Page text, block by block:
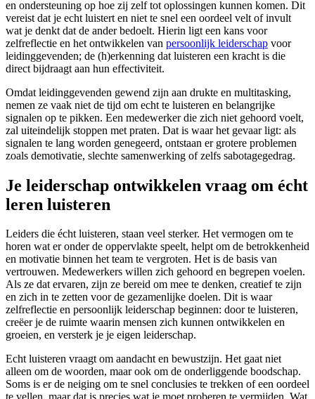
en ondersteuning op hoe zij zelf tot oplossingen kunnen komen. Dit
vereist dat je echt luistert en niet te snel een oordeel velt of invult
wat je denkt dat de ander bedoelt. Hierin ligt een kans voor
zelfreflectie en het ontwikkelen van persoonlijk leiderschap voor
leidinggevenden; de (h)erkenning dat luisteren een kracht is die
direct bijdraagt aan hun effectiviteit.
Omdat leidinggevenden gewend zijn aan drukte en multitasking,
nemen ze vaak niet de tijd om echt te luisteren en belangrijke
signalen op te pikken. Een medewerker die zich niet gehoord voelt,
zal uiteindelijk stoppen met praten. Dat is waar het gevaar ligt: als
signalen te lang worden genegeerd, ontstaan er grotere problemen
zoals demotivatie, slechte samenwerking of zelfs sabotagegedrag.
Je leiderschap ontwikkelen vraag om écht
leren luisteren
Leiders die écht luisteren, staan veel sterker. Het vermogen om te
horen wat er onder de oppervlakte speelt, helpt om de betrokkenheid
en motivatie binnen het team te vergroten. Het is de basis van
vertrouwen. Medewerkers willen zich gehoord en begrepen voelen.
Als ze dat ervaren, zijn ze bereid om mee te denken, creatief te zijn
en zich in te zetten voor de gezamenlijke doelen. Dit is waar
zelfreflectie en persoonlijk leiderschap beginnen: door te luisteren,
creëer je de ruimte waarin mensen zich kunnen ontwikkelen en
groeien, en versterk je je eigen leiderschap.
Echt luisteren vraagt om aandacht en bewustzijn. Het gaat niet
alleen om de woorden, maar ook om de onderliggende boodschap.
Soms is er de neiging om te snel conclusies te trekken of een oordeel